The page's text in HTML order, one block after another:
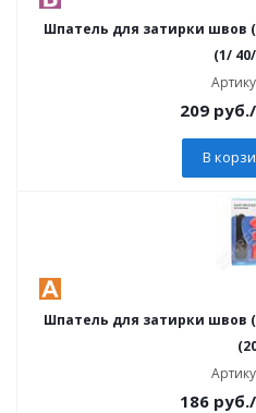
Шпатель для затирки швов
(1/
209 руб.
В
Шпатель для затирки швов
186 руб.